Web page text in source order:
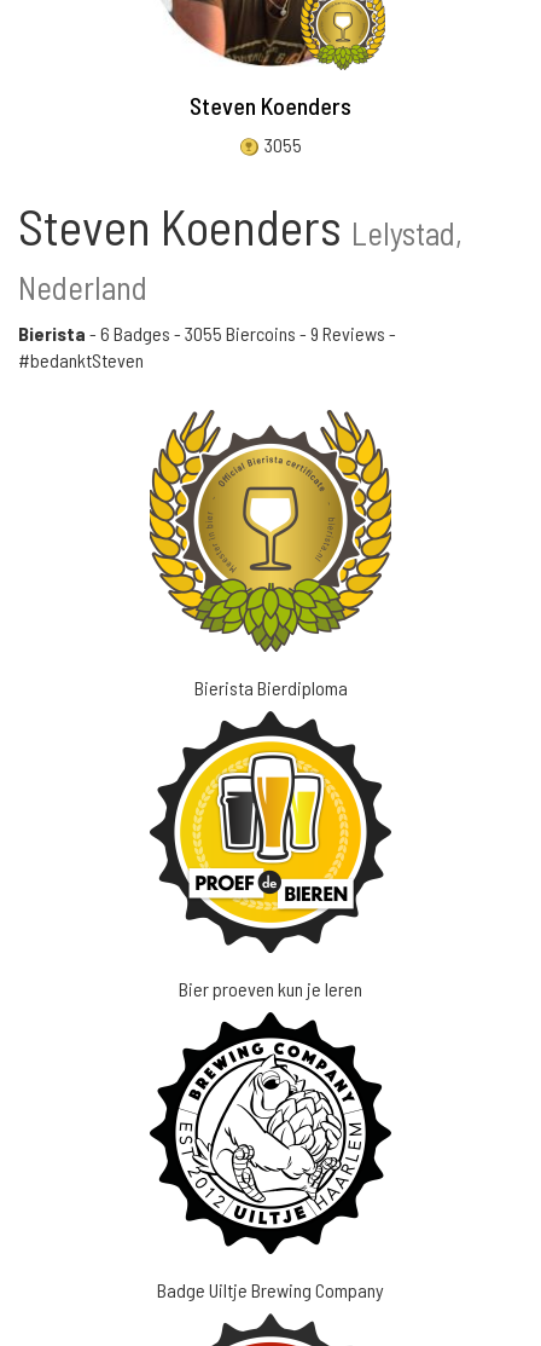
Steven Koenders
3055
Steven Koenders Lelystad,
Nederland
Bierista - 6 Badges - 3055 Biercoins - 9 Reviews -
#bedanktSteven
Bierista Bierdiploma
Bier proeven kun je leren
Badge Uiltje Brewing Company